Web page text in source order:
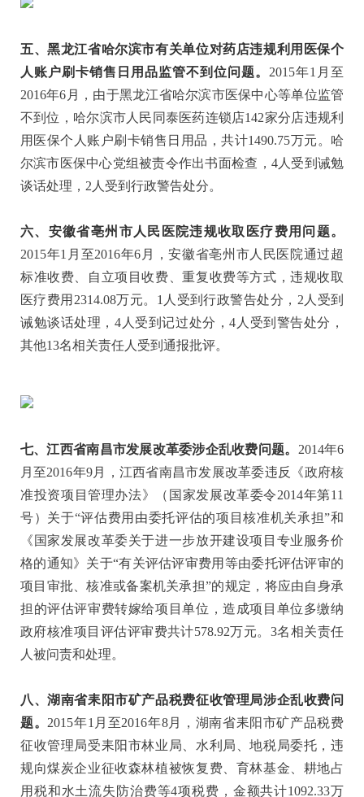
五、黑龙江省哈尔滨市有关单位对药店违规利用医保个
人账户刷卡销售日用品监管不到位问题。 2015年1月至
2016年6月，由于黑龙江省哈尔滨市医保中心等单位监管
不到位，哈尔滨市人民同泰医药连锁店142家分店违规利
用医保个人账户刷卡销售日用品，共计1490.75万元。哈
尔滨市医保中心党组被责令作出书面检查，4人受到诫勉
谈话处理，2人受到行政警告处分。
六、安徽省亳州市人民医院违规收取医疗费用问题。
2015年1月至2016年6月，安徽省亳州市人民医院通过超
标准收费、自立项目收费、重复收费等方式，违规收取
医疗费用2314.08万元。1人受到行政警告处分，2人受到
诫勉谈话处理，4人受到记过处分，4人受到警告处分，
其他13名相关责任人受到通报批评。
七、江西省南昌市发展改革委涉企乱收费问题。 2014年6
月至2016年9月，江西省南昌市发展改革委违反《政府核
准投资项目管理办法》（国家发展改革委令2014年第11
号）关于“评估费用由委托评估的项目核准机关承担”和
《国家发展改革委关于进一步放开建设项目专业服务价
格的通知》关于“有关评估评审费用等由委托评估评审的
项目审批、核准或备案机关承担”的规定，将应由自身承
担的评估评审费转嫁给项目单位，造成项目单位多缴纳
政府核准项目评估评审费共计578.92万元。3名相关责任
人被问责和处理。
八、湖南省耒阳市矿产品税费征收管理局涉企乱收费问
题。 2015年1月至2016年8月，湖南省耒阳市矿产品税费
征收管理局受耒阳市林业局、水利局、地税局委托，违
规向煤炭企业征收森林植被恢复费、育林基金、耕地占
用税和水土流失防治费等4项税费，金额共计1092.33万